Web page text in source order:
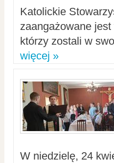
Katolickie
zaangażowane
którzy zostali w
więcej »
W niedzielę, 24